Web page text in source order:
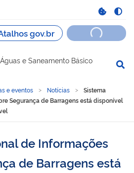
navegação
e Saneamento Básico
e eventos Notícias
Sistema
Segurança de Barragens está disponível
de Informações
de Barragens está